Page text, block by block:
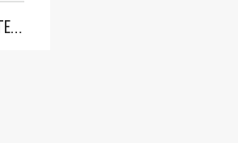
ТРИ ГЛАВНЫХ ИНСАЙДА ОБ СВО. ОТМЕНА МОБИЛИЗАЦИИ И ВОЗВРАЩЕНИЕ "ГЕНЕРАЛА АРМАГЕДДОНА"? ОТЛИЧНЫЕ НОВОСТИ, КОТОРЫЕ ЖДАЛИ ВСЕ